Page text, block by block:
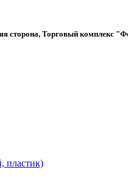
сторона, Торговый комплекс
пластик)